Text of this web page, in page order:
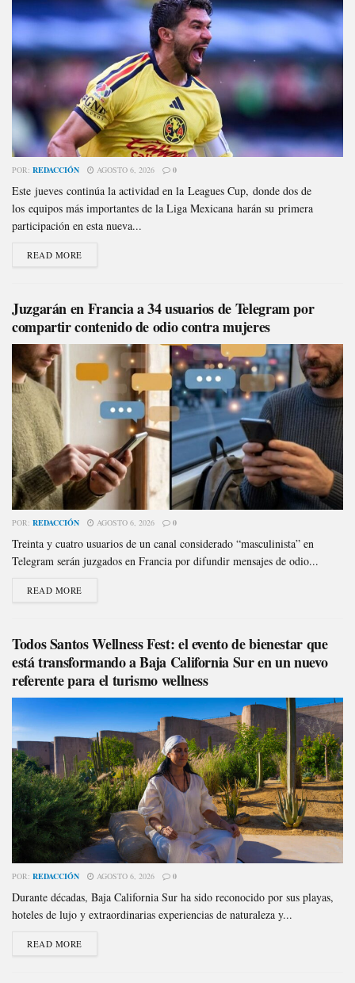
POR: REDACCIÓN AGOSTO 6, 2026 0
Este jueves continúa la actividad en la Leagues Cup, donde dos de
los equipos más importantes de la Liga Mexicana harán su primera
participación en esta nueva...
READ MORE
Juzgarán en Francia a 34 usuarios de Telegram por
compartir contenido de odio contra mujeres
POR: REDACCIÓN AGOSTO 6, 2026 0
Treinta y cuatro usuarios de un canal considerado “masculinista” en
Telegram serán juzgados en Francia por difundir mensajes de odio...
READ MORE
Todos Santos Wellness Fest: el evento de bienestar que
está transformando a Baja California Sur en un nuevo
referente para el turismo wellness
POR: REDACCIÓN AGOSTO 6, 2026 0
Durante décadas, Baja California Sur ha sido reconocido por sus playas,
hoteles de lujo y extraordinarias experiencias de naturaleza y...
READ MORE